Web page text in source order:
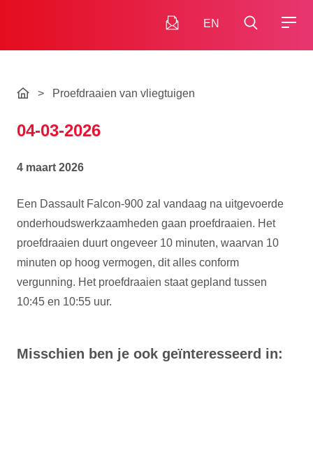
EN
> Proefdraaien van vliegtuigen
04-03-2026
4 maart 2026
Een Dassault Falcon-900 zal vandaag na uitgevoerde
onderhoudswerkzaamheden gaan proefdraaien. Het
proefdraaien duurt ongeveer 10 minuten, waarvan 10
minuten op hoog vermogen, dit alles conform
vergunning. Het proefdraaien staat gepland tussen
10:45 en 10:55 uur.
Misschien ben je ook geïnteresseerd in: